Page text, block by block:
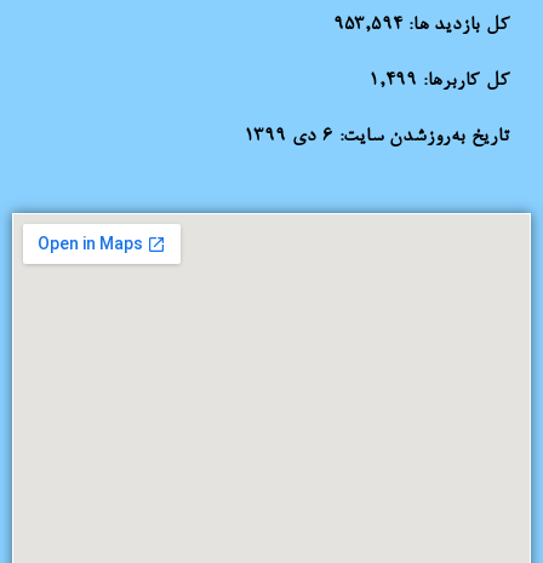
کل بازدید ها:953,594
کل کاربرها: 1,499
تاریخ به‌روزشدن سایت: ۶ دی ۱۳۹۹